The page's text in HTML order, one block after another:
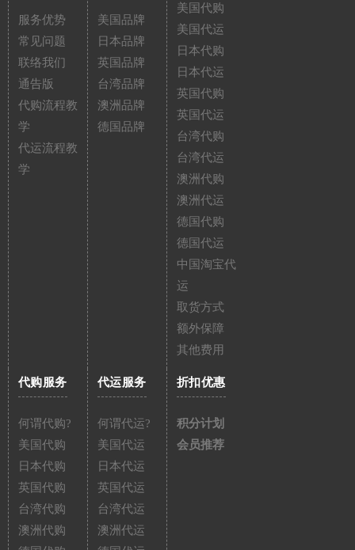
服务优势
常见问题
联络我们
通告版
代购流程教
学
代运流程教
学
美国品牌
日本品牌
英国品牌
台湾品牌
澳洲品牌
德国品牌
美国代购
美国代运
日本代购
日本代运
英国代购
英国代运
台湾代购
台湾代运
澳洲代购
澳洲代运
德国代购
德国代运
中国淘宝代
运
取货方式
额外保障
其他费用
代购服务
何谓代购?
美国代购
日本代购
英国代购
台湾代购
澳洲代购
代运服务
何谓代运?
美国代运
日本代运
英国代运
台湾代运
澳洲代运
折扣优惠
积分计划
会员推荐